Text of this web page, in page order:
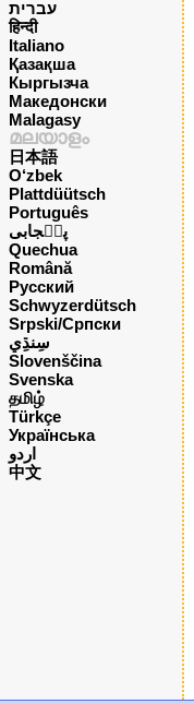
עברית
हिन्दी
Italiano
Қазақша
Кыргызча
Македонски
Malagasy
മലയാളം
日本語
O‘zbek
Plattdüütsch
Português
پن٘جابی
Quechua
Română
Русский
Schwyzerdütsch
Srpski/Српски
Slovenščina
Svenska
தமிழ்
Türkçe
Українська
اردو
中文